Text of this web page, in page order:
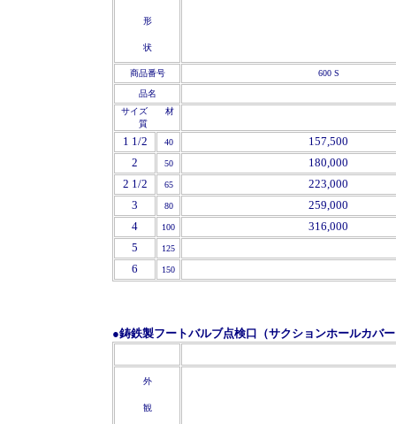
形
状
商品番号 600 S
品名
サイズ 材
質
1 1/2 40
157,500
2
50
180,000
2 1/2
65
223,000
3
80
259,000
4
100
316,000
5
125
6 150
●鋳鉄製フートバルブ点検口（サクションホールカバ
外
観